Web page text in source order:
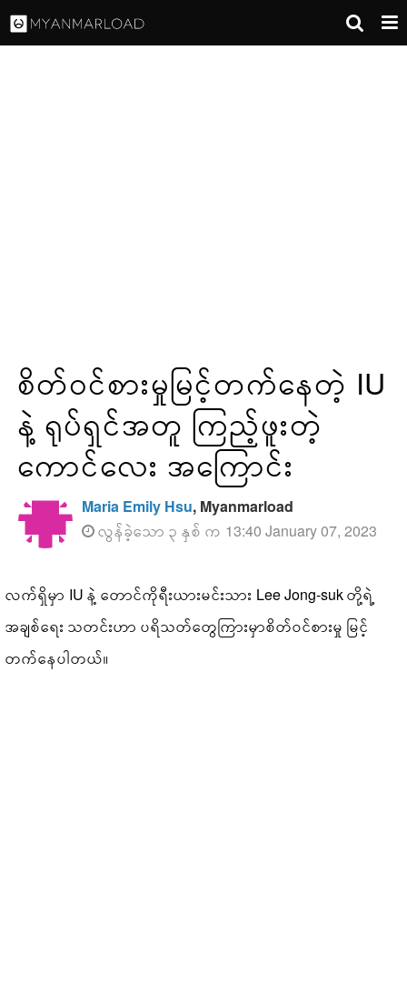
စိတ်ဝင်စားမှုမြင့်တက်နေတဲ့ IU
နဲ့ ရုပ်ရှင်အတူ ကြည့်ဖူးတဲ့
ကောင်လေး အကြောင်း
Maria Emily Hsu, Myanmarload
လွန်ခဲ့သော ၃ နှစ် က 13:40 January 07, 2023
လက်ရှိမှာ IU နဲ့ တောင်ကိုရီးယားမင်းသား Lee Jong-suk တို့ရဲ့
အချစ်ရေး သတင်းဟာ ပရိသတ်တွေကြားမှာစိတ်ဝင်စားမှု မြင့်
တက်နေပါတယ်။